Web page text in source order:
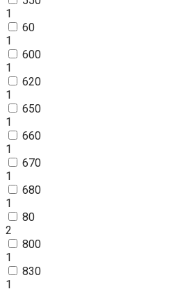
1
60
1
600
1
620
1
650
1
660
1
670
1
680
1
80
2
800
1
830
1